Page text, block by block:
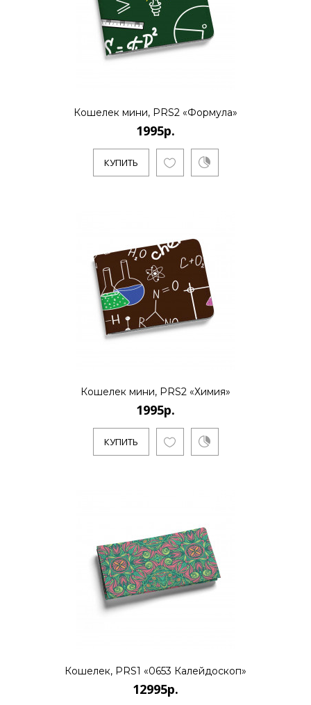
12995р.
КУПИТЬ
..
КУПИТЬ
Кошелек мини, PRS2 «Формула»
1995р.
КУПИТЬ
Кошелек мини, PRS2 «Химия»
1995р.
КУПИТЬ
Кошелек, PRS1 «0653 Калейдоскоп»
12995р.